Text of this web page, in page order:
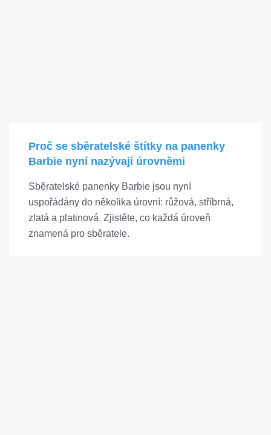
Proč se sběratelské štítky na panenky
Barbie nyní nazývají úrovněmi
Sběratelské panenky Barbie jsou nyní
uspořádány do několika úrovní: růžová, stříbrná,
zlatá a platinová. Zjistěte, co každá úroveň
znamená pro sběratele.